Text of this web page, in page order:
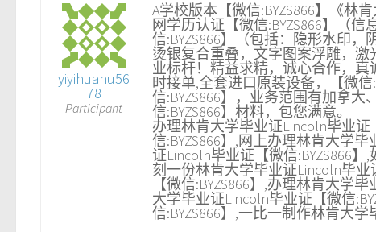
yiyihuahu56
78
Participant
A学校版本【微信:BYZS866】《林
网学历认证【微信:BYZS866】（
信:BYZS866】（包括：隐形水印，
烫银复合重叠，文字图案浮雕，激
业标杆！精益求精，诚心合作，真
时接单,全套进口原装设备，【微
信:BYZS866】，业务范围有加拿
信:BYZS866】材料，包您满意。
办理林肯大学毕业证Lincoln毕业证
信:BYZS866】,网上办理林肯大学
证Lincoln毕业证【微信:BYZS866
刻一份林肯大学毕业证Lincoln毕业
【微信:BYZS866】,办理林肯大学
大学毕业证Lincoln毕业证【微信
信:BYZS866】,一比一制作林肯大学